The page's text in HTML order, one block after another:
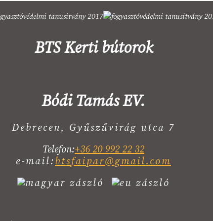
BTS Kerti bútorok
Bódi Tamás EV.
Debrecen, Gyűszűvirág utca 7
Telefon:+36 20 992 22 32
e-mail:btsfaipar@gmail.com